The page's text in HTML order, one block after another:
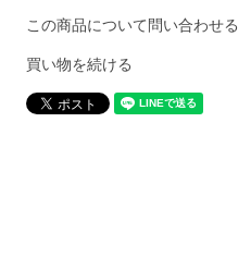
この商品について問い合わせる
買い物を続ける